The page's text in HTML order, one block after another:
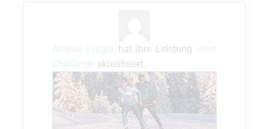
Andrea Krügerhat ihre Leistung einer
Challenge aktualisiert.